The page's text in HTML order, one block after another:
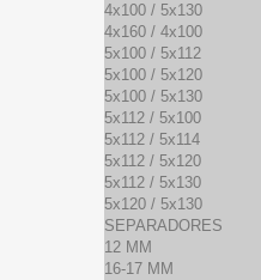
4x100 / 5x130
4x160 / 4x100
5x100 / 5x112
5x100 / 5x120
5x100 / 5x130
5x112 / 5x100
5x112 / 5x114
5x112 / 5x120
5x112 / 5x130
5x120 / 5x130
SEPARADORES
12 MM
16-17 MM